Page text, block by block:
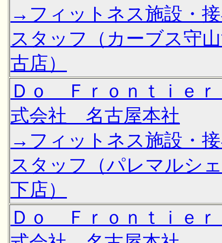
→フィットネス施設・
スタッフ（カーブス守
古店）
Ｄｏ Ｆｒｏｎｔｉｅ
式会社 名古屋本社
→フィットネス施設・
スタッフ（パレマルシ
下店）
Ｄｏ Ｆｒｏｎｔｉｅ